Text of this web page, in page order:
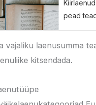
pead
vajaliku laenusumma
kitsendada.